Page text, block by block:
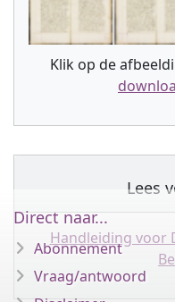
Klik op de
Lees
Handleiding voor
Direct naar...
Abonnement
Vraag/antwoord